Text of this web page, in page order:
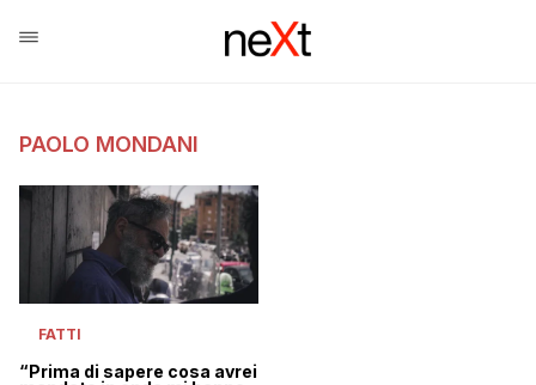
PAOLO MONDANI
FATTI
“Prima di sapere cosa avrei